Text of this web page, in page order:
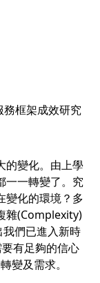
務框架成效研究
的變化。由上學
一一轉變了。究
變化的環境？多
雜(Complexity)
們已進入新時
有足夠的信心
變及需求。